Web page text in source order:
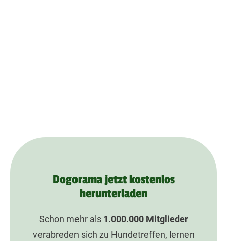
Dogorama jetzt kostenlos
herunterladen
Schon mehr als 1.000.000Mitglieder
verabreden sich zu Hundetreffen, lernen